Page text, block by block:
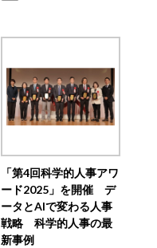
「第4回科学的人事アワ
ード2025」を開催 デ
ータとAIで変わる人事
戦略 科学的人事の最
新事例